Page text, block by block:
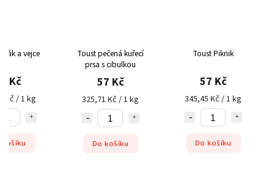
a vejce
Kč
Kč / 1 kg
košíku
Toust pečená kuřecí
prsa s cibulkou
57 Kč
325,71 Kč / 1 kg
Do košíku
Toust Piknik
57 Kč
345,45 Kč / 1 kg
Do košíku